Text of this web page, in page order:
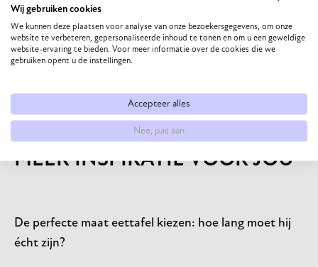
persoonlijk met items die bij jou passen. Ga jij ook
voor een stoer en stijlvol interieur?
MEER INSPIRATIE VOOR JOU
De perfecte maat eettafel kiezen: hoe lang moet hij
écht zijn?
Wij gebruiken cookies
We kunnen deze plaatsen voor analyse van onze bezoekersgegevens, om onze
website te verbeteren, gepersonaliseerde inhoud te tonen en om u een geweldige
website-ervaring te bieden. Voor meer informatie over de cookies die we
gebruiken opent u de instellingen.
Accepteer alles
Nee, pas aan